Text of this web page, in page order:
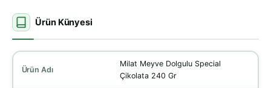
Ürün Künyesi
Ürün Adı
Milat Meyve Dolgulu Special
Çikolata 240 Gr